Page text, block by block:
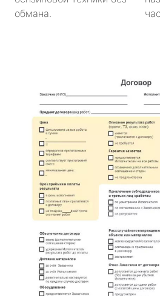
обмана.